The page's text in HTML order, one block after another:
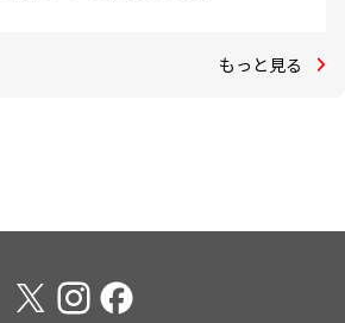
もっと見る